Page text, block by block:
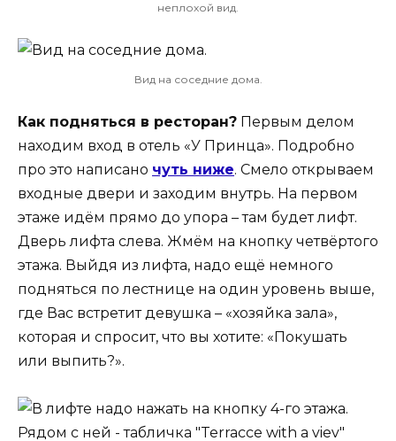
неплохой вид.
Вид на соседние дома.
Как подняться в ресторан? Первым делом
находим вход в отель «У Принца». Подробно
про это написано чуть ниже. Смело открываем
входные двери и заходим внутрь. На первом
этаже идём прямо до упора – там будет лифт.
Дверь лифта слева. Жмём на кнопку четвёртого
этажа. Выйдя из лифта, надо ещё немного
подняться по лестнице на один уровень выше,
где Вас встретит девушка – «хозяйка зала»,
которая и спросит, что вы хотите: «Покушать
или выпить?».